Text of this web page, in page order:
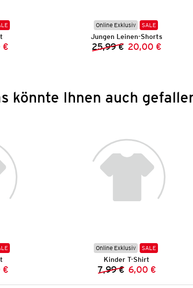
Preis:
Preis:
€
Online Exklusiv SALE
Jungen Leinen-Shorts
Vorheriger Preis:
25,99 € Neuer Preis:
20,00 €
könnte Ihnen auch
Preis:
Preis:
€
Online Exklusiv SALE
Kinder T-Shirt
Vorheriger Preis:
7,99 € Neuer Preis:
6,00 €